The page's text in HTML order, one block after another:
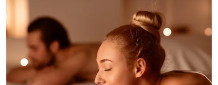
inkl. Nutzung Innen- & Außenpool - Badelandschaft
inkl. Saunalandschaft mit drei Saunen im Hotel
inkl. Ruheraum mit Panorama-Fenster
inkl. Wlan Nutzung im Hotel